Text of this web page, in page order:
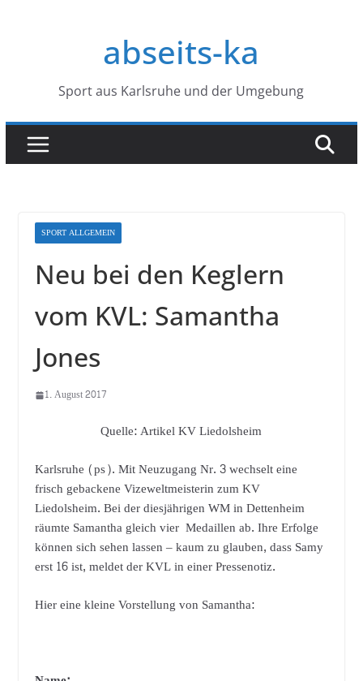
abseits-ka
Sport aus Karlsruhe und der Umgebung
SPORT ALLGEMEIN
Neu bei den Keglern
vom KVL: Samantha
Jones
1. August 2017
Quelle: Artikel KV Liedolsheim
Karlsruhe (ps). Mit Neuzugang Nr. 3 wechselt eine
frisch gebackene Vizeweltmeisterin zum KV
Liedolsheim. Bei der diesjährigen WM in Dettenheim
räumte Samantha gleich vier Medaillen ab. Ihre Erfolge
können sich sehen lassen – kaum zu glauben, dass Samy
erst 16 ist, meldet der KVL in einer Pressenotiz.
Hier eine kleine Vorstellung von Samantha: